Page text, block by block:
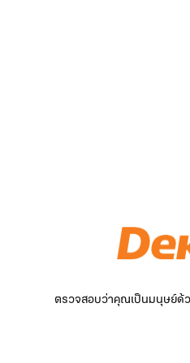
ตรวจสอบว่าคุณเป็นมนุษย์ด้ว